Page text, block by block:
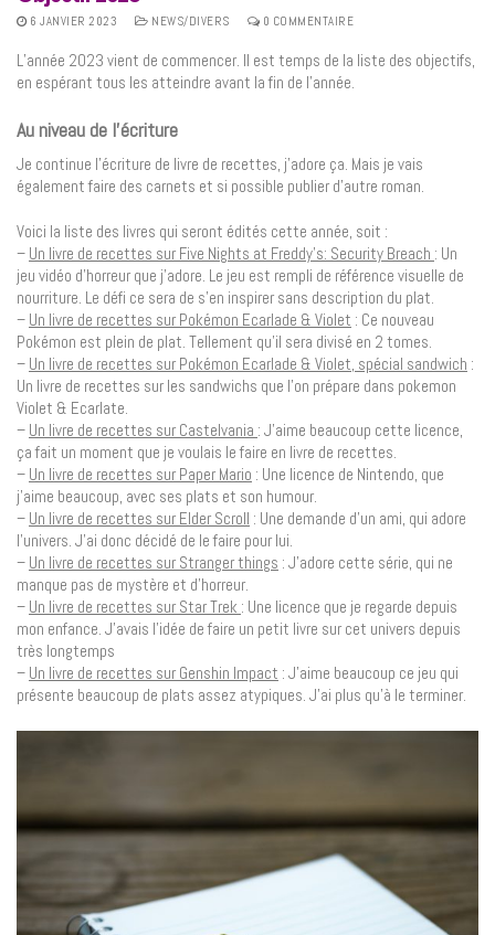
6 JANVIER 2023 NEWS/DIVERS 0 COMMENTAIRE
L’année 2023 vient de commencer. Il est temps de la liste des objectifs,
en espérant tous les atteindre avant la fin de l’année.
Au niveau de l’écriture
Je continue l’écriture de livre de recettes, j’adore ça. Mais je vais
également faire des carnets et si possible publier d’autre roman.
Voici la liste des livres qui seront édités cette année, soit :
– Un livre de recettes sur Five Nights at Freddy’s: Security Breach : Un
jeu vidéo d’horreur que j’adore. Le jeu est rempli de référence visuelle de
nourriture. Le défi ce sera de s’en inspirer sans description du plat.
– Un livre de recettes sur Pokémon Ecarlade & Violet : Ce nouveau
Pokémon est plein de plat. Tellement qu’il sera divisé en 2 tomes.
– Un livre de recettes sur Pokémon Ecarlade & Violet, spécial sandwich :
Un livre de recettes sur les sandwichs que l’on prépare dans pokemon
Violet & Ecarlate.
– Un livre de recettes sur Castelvania : J’aime beaucoup cette licence,
ça fait un moment que je voulais le faire en livre de recettes.
– Un livre de recettes sur Paper Mario : Une licence de Nintendo, que
j’aime beaucoup, avec ses plats et son humour.
– Un livre de recettes sur Elder Scroll : Une demande d’un ami, qui adore
l’univers. J’ai donc décidé de le faire pour lui.
– Un livre de recettes sur Stranger things : J’adore cette série, qui ne
manque pas de mystère et d’horreur.
– Un livre de recettes sur Star Trek : Une licence que je regarde depuis
mon enfance. J’avais l’idée de faire un petit livre sur cet univers depuis
très longtemps
– Un livre de recettes sur Genshin Impact : J’aime beaucoup ce jeu qui
présente beaucoup de plats assez atypiques. J’ai plus qu’à le terminer.